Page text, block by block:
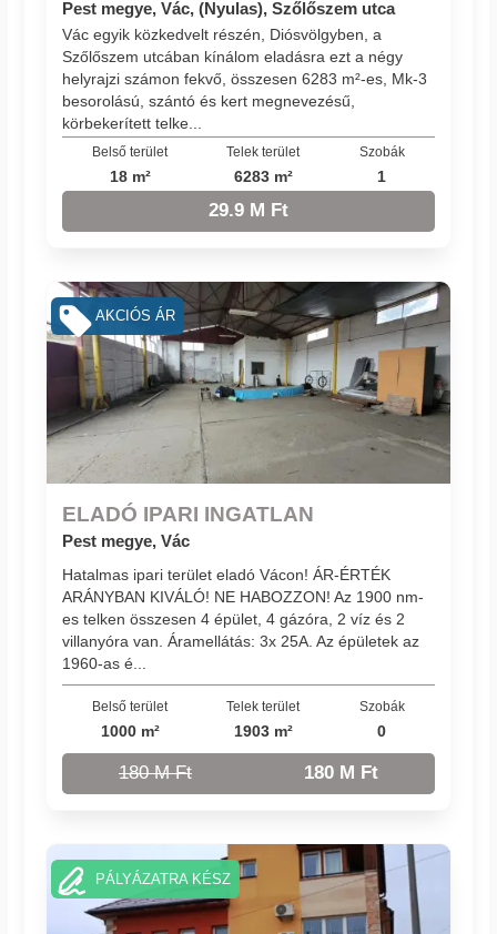
Pest megye, Vác, (Nyulas), Szőlőszem utca
Vác egyik közkedvelt részén, Diósvölgyben, a
Szőlőszem utcában kínálom eladásra ezt a négy
helyrajzi számon fekvő, összesen 6283 m²-es, Mk-3
besorolású, szántó és kert megnevezésű,
körbekerített telke...
Belső terület
18 m²
Telek terület
6283 m²
Szobák
1
29.9 M Ft
ELADÓ IPARI INGATLAN
Pest megye, Vác
Hatalmas ipari terület eladó Vácon! ÁR-ÉRTÉK
ARÁNYBAN KIVÁLÓ! NE HABOZZON! Az 1900 nm-
es telken összesen 4 épület, 4 gázóra, 2 víz és 2
villanyóra van. Áramellátás: 3x 25A. Az épületek az
1960-as é...
Belső terület
1000 m²
Telek terület
1903 m²
Szobák
0
180 M Ft 180 M Ft
AKCIÓS ÁR
PÁLYÁZATRA KÉSZ